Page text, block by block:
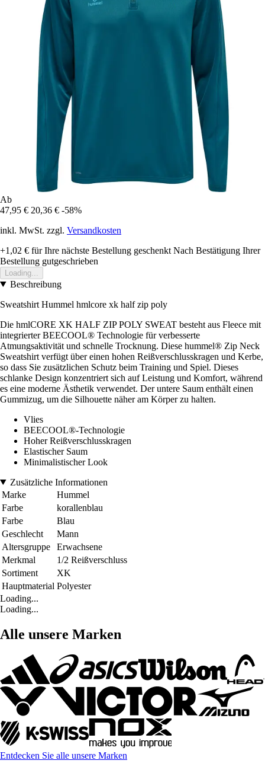
Ab
47,95 € 20,36 € -58%
inkl. MwSt. zzgl. Versandkosten
+1,02 € für Ihre nächste Bestellung geschenkt Nach Bestätigung Ihrer
Bestellung gutgeschrieben
Loading...
Beschreibung
Sweatshirt Hummel hmlcore xk half zip poly
Die hmlCORE XK HALF ZIP POLY SWEAT besteht aus Fleece mit
integrierter BEECOOL® Technologie für verbesserte
Atmungsaktivität und schnelle Trocknung. Diese hummel® Zip Neck
Sweatshirt verfügt über einen hohen Reißverschlusskragen und Kerbe,
so dass Sie zusätzlichen Schutz beim Training und Spiel. Dieses
schlanke Design konzentriert sich auf Leistung und Komfort, während
es eine moderne Ästhetik verwendet. Der untere Saum enthält einen
Gummizug, um die Silhouette näher am Körper zu halten.
Vlies
BEECOOL®-Technologie
Hoher Reißverschlusskragen
Elastischer Saum
Minimalistischer Look
Zusätzliche Informationen
Marke
Hummel
Farbe
korallenblau
Farbe
Blau
Geschlecht
Mann
Altersgruppe
Erwachsene
Merkmal
1/2 Reißverschluss
Sortiment
XK
Hauptmaterial Polyester
Loading...
Loading...
Alle unsere Marken
Entdecken Sie alle unsere Marken